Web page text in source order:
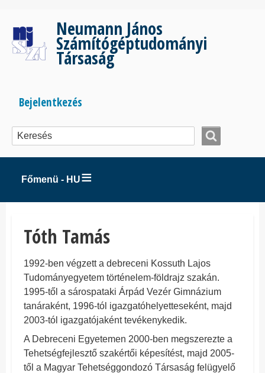
tartalomra
Neumann János
Számítógéptudományi
Társaság
Bejelentkezés
menüje
Bejelentkezés
Főmenü - HU
Tóth Tamás
1992-ben végzett a debreceni Kossuth Lajos
Tudományegyetem történelem-földrajz szakán.
1995-től a sárospataki Árpád Vezér Gimnázium
tanáraként, 1996-tól igazgatóhelyetteseként, majd
2003-tól igazgatójaként tevékenykedik.
A Debreceni Egyetemen 2000-ben megszerezte a
Tehetségfejlesztő szakértői képesítést, majd 2005-
től a Magyar Tehetséggondozó Társaság felügyelő